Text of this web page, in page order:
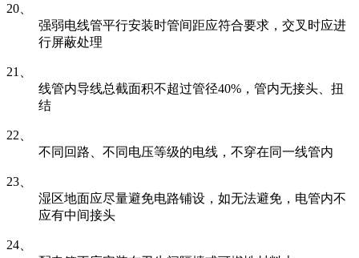
20、
强弱电线管平行安装时管间距应符合要求，交叉时应进
行屏蔽处理
21、
线管内导线总截面积不超过管径40%，管内无接头、扭
结
22、
不同回路、不同电压等级的电线，不穿在同一线管内
23、
湿区地面应尽量避免电路铺设，如无法避免，电管内不
应有中间接头
24、